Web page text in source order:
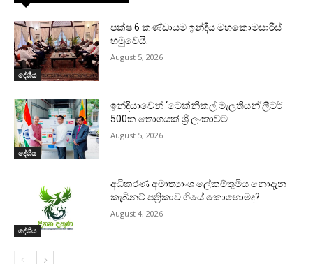
දේශීය
පක්ෂ 6 කණ්ඩායම ඉන්දීය මහකොමසාරිස්
හමුවෙයි.
August 5, 2026
දේශීය
ඉන්දියාවෙන් ‘ටෙක්නිකල් මැලතියන්’ලීටර්
500ක තොගයක් ශ්‍රී ලංකාවට
August 5, 2026
දේශීය
අධිකරණ අමාත්‍යාංශ ලේකම්තුමිය නොදැන
කැබිනට් පත්‍රිකාව ගියේ කොහොමද?
August 4, 2026